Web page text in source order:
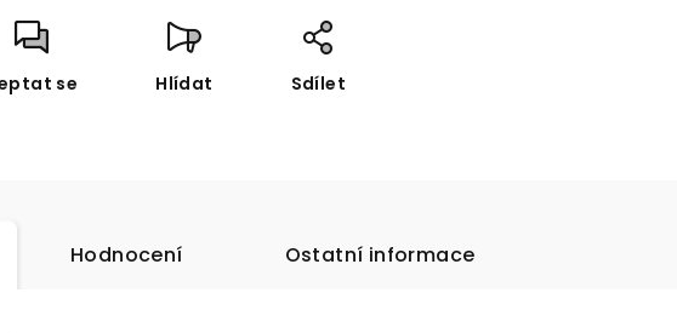
se Hlídat Sdílet
Hodnocení Ostatní informace